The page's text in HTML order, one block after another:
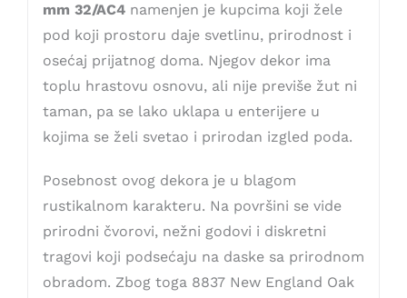
mm 32/AC4namenjen je kupcima koji žele
pod koji prostoru daje svetlinu, prirodnost i
osećaj prijatnog doma. Njegov dekor ima
toplu hrastovu osnovu, ali nije previše žut ni
taman, pa se lako uklapa u enterijere u
kojima se želi svetao i prirodan izgled poda.
Posebnost ovog dekora je u blagom
rustikalnom karakteru. Na površini se vide
prirodni čvorovi, nežni godovi i diskretni
tragovi koji podsećaju na daske sa prirodnom
obradom. Zbog toga 8837 New England Oak